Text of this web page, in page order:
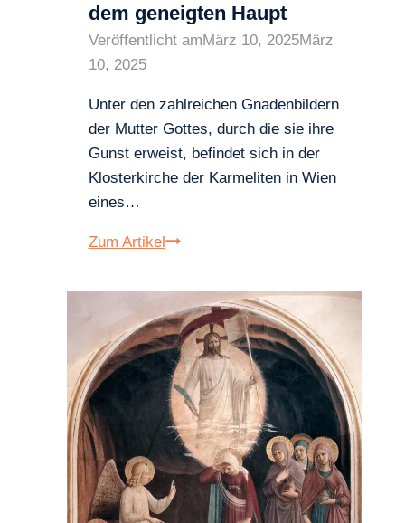
dem geneigten Haupt
Veröffentlicht amMärz 10, 2025März
10, 2025
Unter den zahlreichen Gnadenbildern
der Mutter Gottes, durch die sie ihre
Gunst erweist, befindet sich in der
Klosterkirche der Karmeliten in Wien
eines…
Zum ArtikelGnadenbild
Maria
mit
dem
geneigten
Haupt